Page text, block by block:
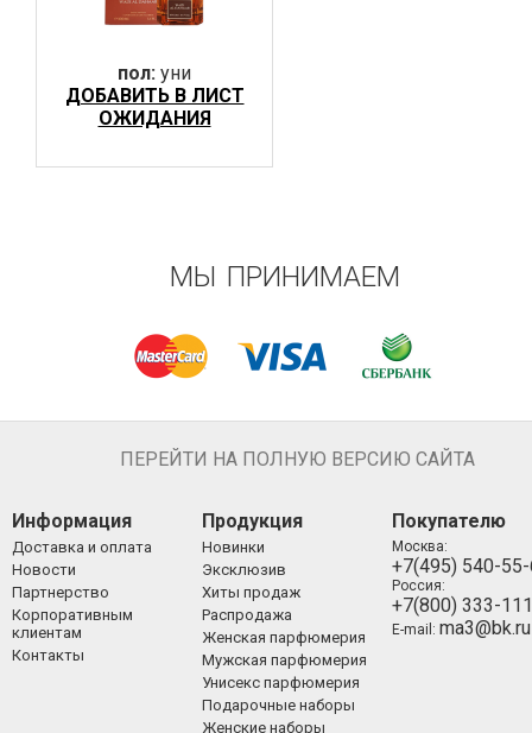
пол: уни
ДОБАВИТЬ В ЛИСТ
ОЖИДАНИЯ
МЫ ПРИНИМАЕМ
ПЕРЕЙТИ НА ПОЛНУЮ ВЕРСИЮ САЙТА
Информация
Доставка и оплата
Новости
Партнерство
Корпоративным
клиентам
Контакты
Продукция
Новинки
Эксклюзив
Хиты продаж
Распродажа
Женская парфюмерия
Мужская парфюмерия
Унисекс парфюмерия
Подарочные наборы
Женские наборы
Покупателю
Москва:
+7(495) 540-
Россия:
+7(800) 333-
E-mail: ma3@bk.ru